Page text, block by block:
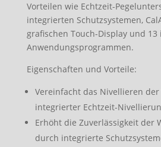
Vorteilen wie Echtzeit-
integrierten Schutzsystemen,
grafischen Touch-Display und
Anwendungsprogrammen.
Eigenschaften und Vorteile:
Vereinfacht das Nivellieren der
integrierter Echtzeit-
Erhöht die Zuverlässigkeit der
durch integrierte